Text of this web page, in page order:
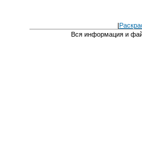
|
Вся информация и